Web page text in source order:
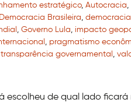
estratégico, Autocracia,
Democracia Brasileira,
, Governo Lula, impacto
, pragmatismo
transparência governamental ,
escolheu de qual lado